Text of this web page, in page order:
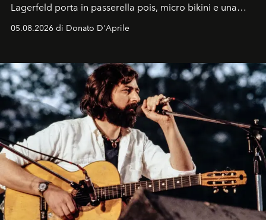
Lagerfeld porta in passerella pois, micro bikini e una
logomania pensata per la spiaggia
Kate, Claudia e Carla una dietro l'altra. Trent'anni dopo,
uno dei documenti più contemporanei che abbiamo.
05.08.2026 di Donato D'Aprile